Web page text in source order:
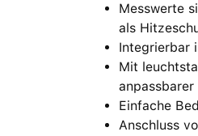
Messwerte
als
Integrierbar
Mit
Einfache
Anschluss